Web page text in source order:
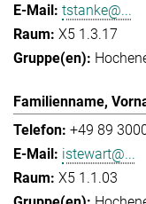
tstanke@...
X5 1.3.17
+49 89
istewart@...
X5 1.1.03